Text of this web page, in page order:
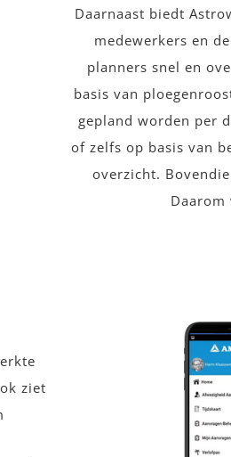
Daarnaast biedt
medewerkers en
planners snel en
basis van
gepland worden per
of zelfs op basis van
overzicht.
Daarom
ziet